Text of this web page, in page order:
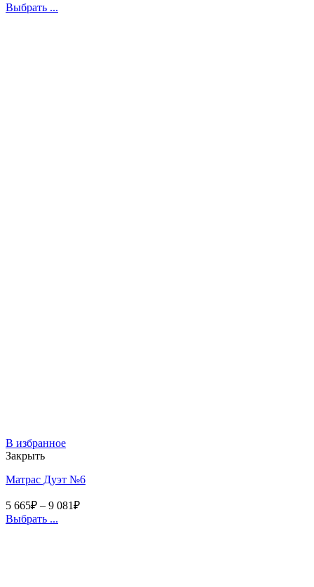
Выбрать ...
В избранное
Закрыть
Матрас Дуэт №6
5 665₽ – 9 081₽
Выбрать ...